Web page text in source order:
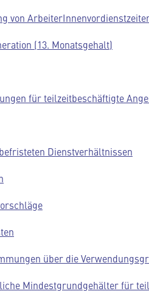
von
(13. Monatsgehalt)
für teilzeitbeschäftigte
Dienstverhältnissen
über die
Mindestgrundgehälter für